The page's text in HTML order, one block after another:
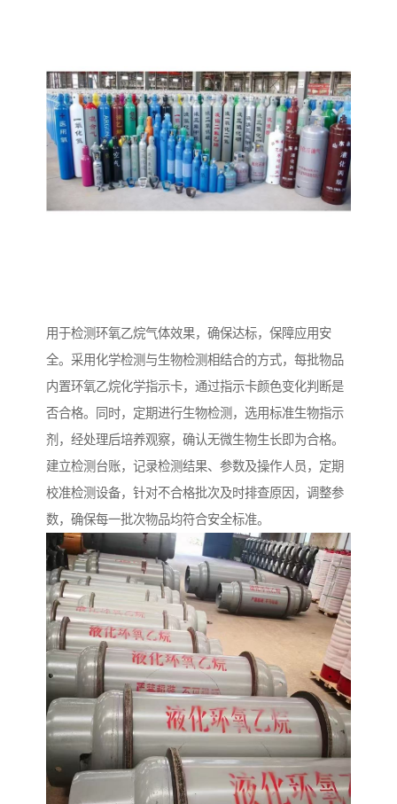
用于检测环氧乙烷气体效果，确保达标，保障应用安
全。采用化学检测与生物检测相结合的方式，每批物品
内置环氧乙烷化学指示卡，通过指示卡颜色变化判断是
否合格。同时，定期进行生物检测，选用标准生物指示
剂，经处理后培养观察，确认无微生物生长即为合格。
建立检测台账，记录检测结果、参数及操作人员，定期
校准检测设备，针对不合格批次及时排查原因，调整参
数，确保每一批次物品均符合安全标准。